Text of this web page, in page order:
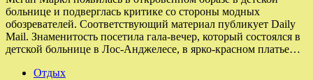
больнице и подверглась критике со стороны модных
обозревателей. Соответствующий материал публикует Daily
Mail. Знаменитость посетила гала-вечер, который состоялся в
детской больнице в Лос-Анджелесе, в ярко-красном платье…
Отдых